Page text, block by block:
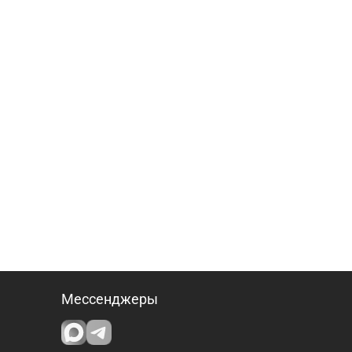
Мессенджеры